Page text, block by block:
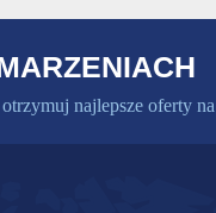
najlepsze oferty